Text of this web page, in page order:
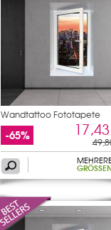
Wandtattoo Fototapete
Fenster
-65%
GRÖSSEN